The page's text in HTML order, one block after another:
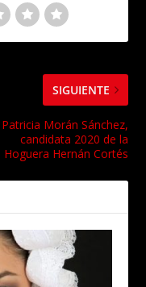
SIGUIENTE
Patricia Morán Sánchez,
candidata 2020 de la
Hoguera Hernán Cortés